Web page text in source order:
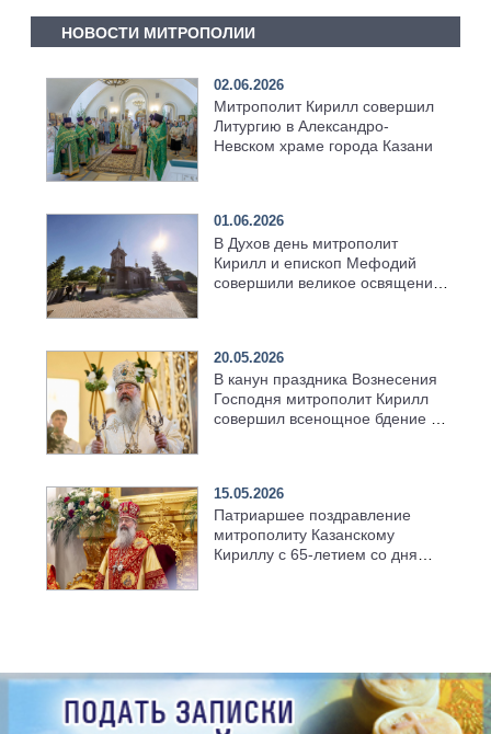
НОВОСТИ МИТРОПОЛИИ
02.06.2026
Митрополит Кирилл совершил
Литургию в Александро-
Невском храме города Казани
01.06.2026
В Духов день митрополит
Кирилл и епископ Мефодий
совершили великое освящение
20.05.2026
В канун праздника Вознесения
Господня митрополит Кирилл
совершил всенощное бдение в
15.05.2026
Патриаршее поздравление
митрополиту Казанскому
Кириллу с 65-летием со дня